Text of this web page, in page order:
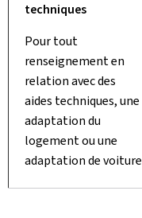
techniques
Pour tout
renseignement en
relation avec des
aides techniques, une
adaptation du
logement ou une
adaptation de voiture